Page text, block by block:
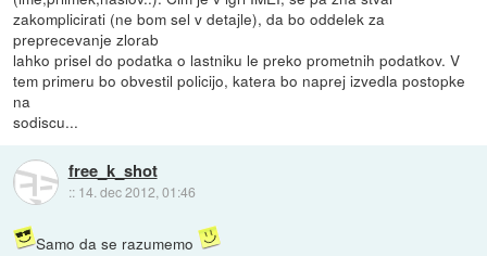
zakomplicirati (ne bom sel v detajle), da bo oddelek za
preprecevanje zlorab
lahko prisel do podatka o lastniku le preko prometnih podatkov. V
tem primeru bo obvestil policijo, katera bo naprej izvedla postopke
na
sodiscu...
free_k_shot
:: 14. dec 2012, 01:46
Samo da se razumemo